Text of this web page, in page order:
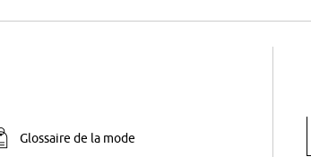
Glossaire de la mode